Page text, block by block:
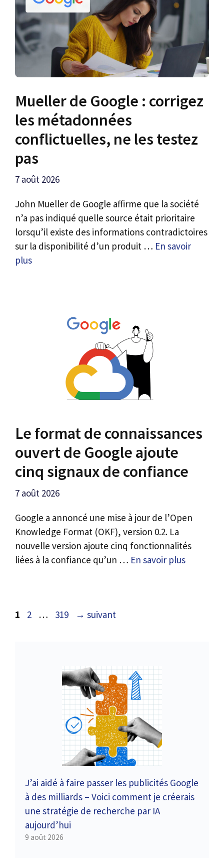
Mueller de Google : corrigez
les métadonnées
conflictuelles, ne les testez
pas
7 août 2026
John Mueller de Google affirme que la société
n’a pas indiqué quelle source était prioritaire
lorsqu’il existe des informations contradictoires
sur la disponibilité d’un produit … En savoir
plus
Le format de connaissances
ouvert de Google ajoute
cinq signaux de confiance
7 août 2026
Google a annoncé une mise à jour de l’Open
Knowledge Format (OKF), version 0.2. La
nouvelle version ajoute cinq fonctionnalités
liées à la confiance qu’un … En savoir plus
Page
1 Page
2 … Page
319 → suivant
J’ai aidé à faire passer les publicités Google
à des milliards – Voici comment je créerais
une stratégie de recherche par IA
aujourd’hui
9 août 2026